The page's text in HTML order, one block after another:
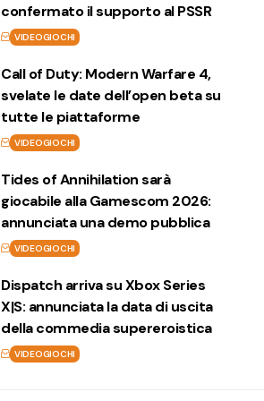
confermato il supporto al PSSR
VIDEOGIOCHI
Call of Duty: Modern Warfare 4,
svelate le date dell’open beta su
tutte le piattaforme
VIDEOGIOCHI
Tides of Annihilation sarà
giocabile alla Gamescom 2026:
annunciata una demo pubblica
VIDEOGIOCHI
Dispatch arriva su Xbox Series
X|S: annunciata la data di uscita
della commedia supereroistica
VIDEOGIOCHI